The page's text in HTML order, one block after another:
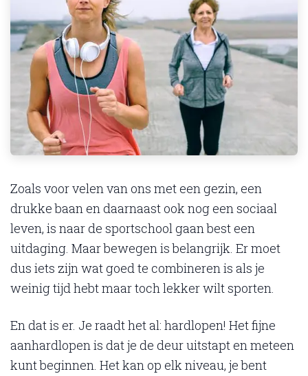
Zoals voor velen van ons met een gezin, een
drukke baan en daarnaast ook nog een sociaal
leven, is naar de sportschool gaan best een
uitdaging. Maar bewegen is belangrijk. Er moet
dus iets zijn wat goed te combineren is als je
weinig tijd hebt maar toch lekker wilt sporten.
En dat is er. Je raadt het al: hardlopen! Het fijne
aanhardlopen is dat je de deur uitstapt en meteen
kunt beginnen. Het kan op elk niveau, je bent